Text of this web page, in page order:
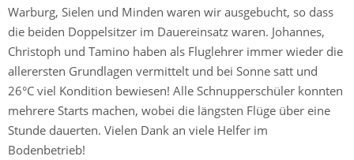
Warburg, Sielen und Minden waren wir ausgebucht, so dass
die beiden Doppelsitzer im Dauereinsatz waren. Johannes,
Christoph und Tamino haben als Fluglehrer immer wieder die
allerersten Grundlagen vermittelt und bei Sonne satt und
26°C viel Kondition bewiesen! Alle Schnupperschüler konnten
mehrere Starts machen, wobei die längsten Flüge über eine
Stunde dauerten. Vielen Dank an viele Helfer im
Bodenbetrieb!